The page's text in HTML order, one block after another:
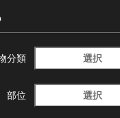
分類 選択
部位 選択